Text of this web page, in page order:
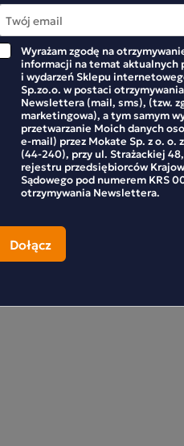
+
Wyrażam zgodę na
informacji na temat aktualnych
i wydarzeń Sklepu
Sp.zo.o. w postaci
Newslettera (mail, sms), (tzw.
marketingowa), a tym samym
przetwarzanie Moich danych
e-mail) przez Mokate Sp. z o. o.
(44-240), przy ul. Strażackiej
rejestru przedsiębiorców
Sądowego pod numerem KRS
otrzymywania Newslettera.